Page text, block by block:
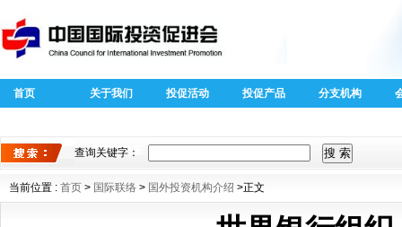
首页 关于我们 投促活动 投促产品 分支机构
投资专题 资新趋势新
特征
查询关键字：
当前位置 : 首页 > 国际联络 > 国外投资机构介绍 >正文